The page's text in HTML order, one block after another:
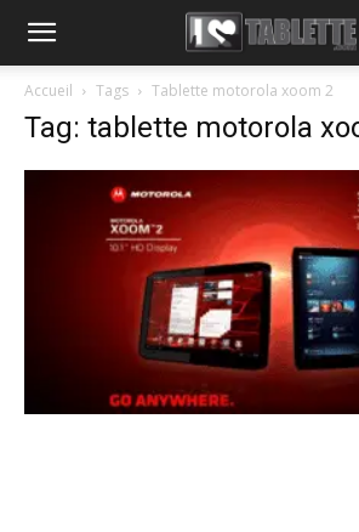
Accueil Tags Tablette motorola xoom 2
Tag: tablette motorola